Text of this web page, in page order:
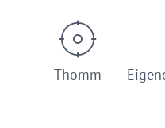
Thomm